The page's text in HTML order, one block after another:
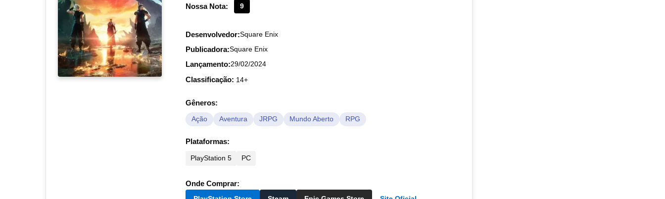
Nossa Nota: 9
Desenvolvedor:Square Enix
Publicadora:Square Enix
Lançamento:29/02/2024
Classificação: 14+
Gêneros:
Ação Aventura JRPG Mundo Aberto RPG
Plataformas:
PlayStation 5 PC
Onde Comprar: